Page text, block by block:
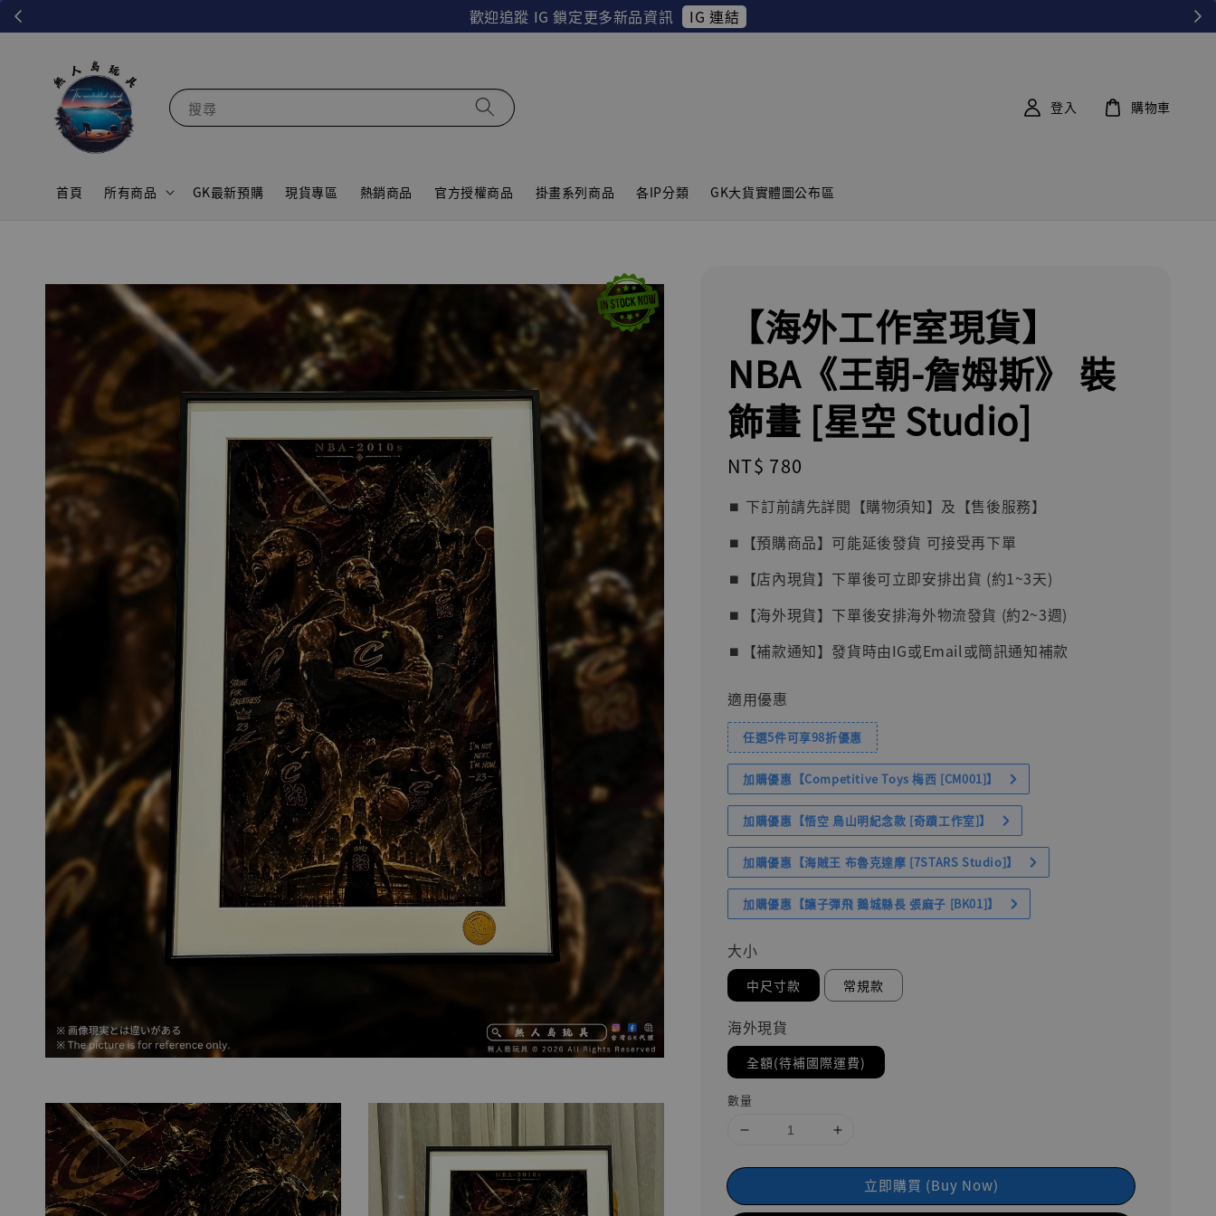
歡迎追蹤 IG 鎖定更多新品資訊 IG 連結
搜尋
首頁 所有商品 GK最新預購 現貨專區 熱銷商品 官方授權商品 掛畫系列商品 各IP分類 GK大貨實體圖公布區
登入 購物車
【海外工作室現貨】
NBA《王朝-詹姆斯》 裝
飾畫 [星空 Studio]
Regular
price
NT$ 780
⏹︎ 下訂前請先詳閱【購物須知】及【售後服務】
⏹︎【預購商品】可能延後發貨 可接受再下單
⏹︎【店內現貨】下單後可立即安排出貨 (約1~3天)
⏹︎【海外現貨】下單後安排海外物流發貨 (約2~3週)
⏹︎【補款通知】發貨時由IG或Email或簡訊通知補款
適用優惠
任選5件可享98折優惠
加購優惠【Competitive Toys 梅西 [CM001]】
加購優惠【悟空 鳥山明紀念款 [奇蹟工作室]】
加購優惠【海賊王 布魯克達摩 [7STARS Studio]】
加購優惠【讓子彈飛 鵝城縣長 張麻子 [BK01]】
大小
中尺寸款 常規款
海外現貨
全額(待補國際運費)
數量
立即購買 (Buy Now)